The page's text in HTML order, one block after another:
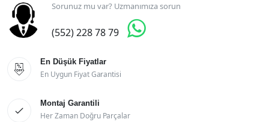
Sorunuz mu var? Uzmanımıza sorun
(552) 228 78 79 

En Düşük Fiyatlar
En Uygun Fiyat Garantisi

Montaj Garantili
Her Zaman Doğru Parçalar